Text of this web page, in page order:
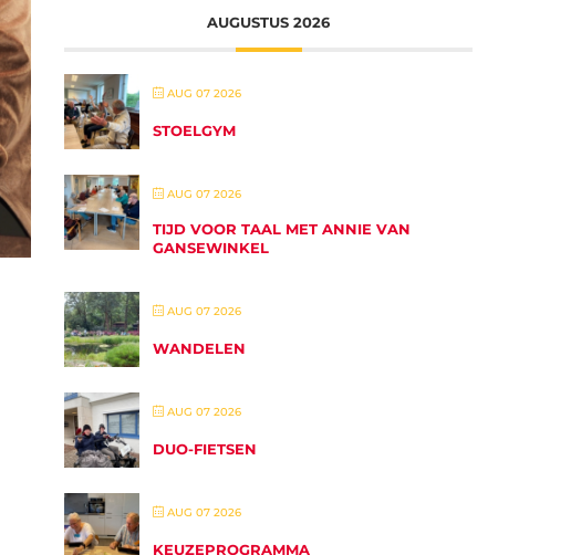
AUGUSTUS 2026
AUG 07 2026
STOELGYM
AUG 07 2026
TIJD VOOR TAAL MET ANNIE VAN
GANSEWINKEL
AUG 07 2026
WANDELEN
AUG 07 2026
DUO-FIETSEN
AUG 07 2026
KEUZEPROGRAMMA